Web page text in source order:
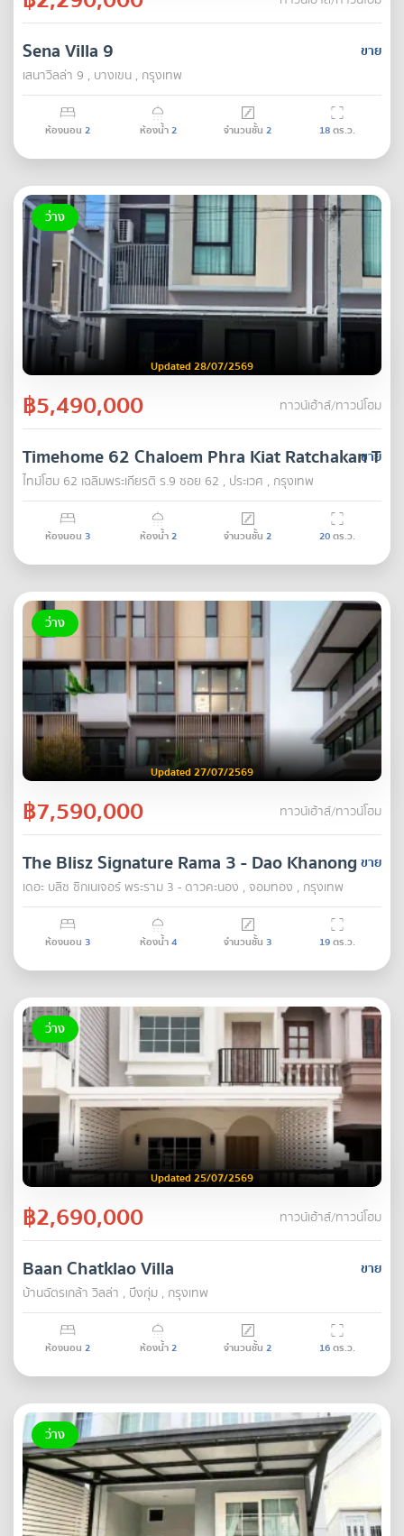
ขาย
Sena Villa 9
เสนาวิลล่า 9 , บางเขน , กรุงเทพ
ห้องนอน 2 ห้องน้ำ2 จำนวนชั้น 2 18ตร.ว.
ว่าง
Updated 28/07/2569
฿5,490,000 ทาวน์เฮ้าส์/ทาวน์โฮม
ขาย
Timehome 62 Chaloem Phra Kiat Ratchakan Thi
ไทม์โฮม 62 เฉลิมพระเกียรติ ร.9 ซอย 62 , ประเวศ , กรุงเทพ
ห้องนอน 3 ห้องน้ำ2 จำนวนชั้น 2 20ตร.ว.
ว่าง
Updated 27/07/2569
฿7,590,000 ทาวน์เฮ้าส์/ทาวน์โฮม
ขาย
The Blisz Signature Rama 3 - Dao Khanong
เดอะ บลิซ ซิกเนเจอร์ พระราม 3 - ดาวคะนอง , จอมทอง , กรุงเทพ
ห้องนอน 3 ห้องน้ำ4 จำนวนชั้น 3 19ตร.ว.
ว่าง
Updated 25/07/2569
฿2,690,000 ทาวน์เฮ้าส์/ทาวน์โฮม
ขาย
Baan Chatklao Villa
บ้านฉัตรเกล้า วิลล่า , บึงกุ่ม , กรุงเทพ
ห้องนอน 2 ห้องน้ำ2 จำนวนชั้น 2 16ตร.ว.
ว่าง